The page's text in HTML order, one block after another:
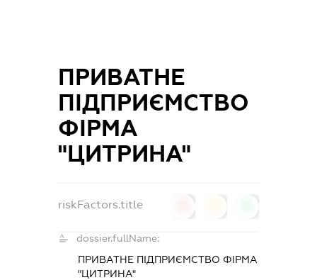
ПРИВАТНЕ
ПІДПРИЄМСТВО
ФІРМА
"ЦИТРИНА"
riskFactors.title
dossier.fullName:
ПРИВАТНЕ ПІДПРИЄМСТВО ФІРМА
"ЦИТРИНА"